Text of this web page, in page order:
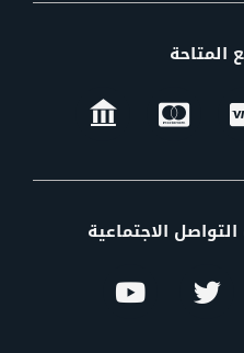
المتاحة
الاجتماعية